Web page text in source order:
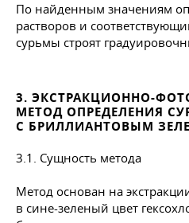
По найденным значениям
растворов и
сурьмы строят
3. ЭКСТРАКЦИОННО-
МЕТОД ОПРЕДЕЛЕНИЯ
С БРИЛЛИАНТОВЫМ
3.1. Сущность метода
Метод основан на
в сине-зеленый цвет